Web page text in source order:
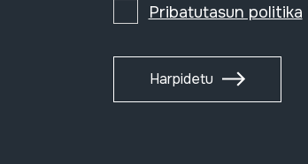
Pribatutasun politika
Harpidetu